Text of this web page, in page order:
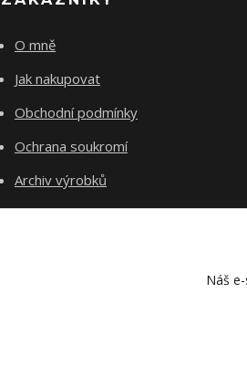
O mně
Jak nakupovat
Obchodní podmínky
Ochrana soukromí
Archiv výrobků
Kontakty
Náš